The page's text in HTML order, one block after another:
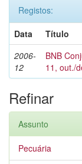
Registos:
Data
Título
2006-
12
BNB
11, out./
Refinar
Assunto
Pecuária